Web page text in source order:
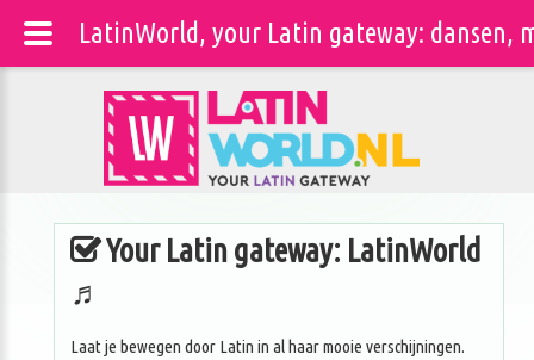
Your Latin gateway: LatinWorld
♬
Laat je bewegen door Latin in al haar mooie verschijningen.
LatinWorld, your Latin gateway: dansen,